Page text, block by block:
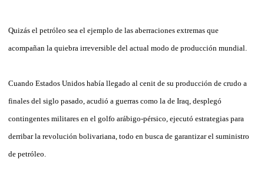
Quizás el petróleo sea el ejemplo de las aberraciones extremas que
acompañan la quiebra irreversible del actual modo de producción mundial.
Cuando Estados Unidos había llegado al cenit de su producción de crudo a
finales del siglo pasado, acudió a guerras como la de Iraq, desplegó
contingentes militares en el golfo arábigo-pérsico, ejecutó estrategias para
derribar la revolución bolivariana, todo en busca de garantizar el suministro
de petróleo.